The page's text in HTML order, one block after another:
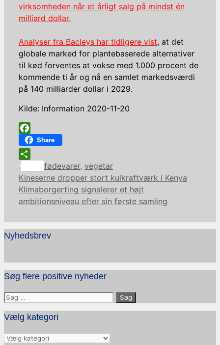
virksomheden når et årligt salg på mindst én
milliard dollar.
Analyser fra Bacleys har tidligere vist, at det
globale marked for plantebaserede alternativer
til kød forventes at vokse med 1.000 procent de
kommende ti år og nå en samlet markedsværdi
på 140 milliarder dollar i 2029.
Kilde: Information 2020-11-20
Facebook
Share
Share
Kategorier
fødevarer, vegetar
Kineserne dropper stort kulkraftværk i Kenya
Klimaborgerting signalerer et højt
ambitionsniveau efter sin første samling
Nyhedsbrev
Søg flere positive nyheder
Søg
efter:
Vælg kategori
Vælg